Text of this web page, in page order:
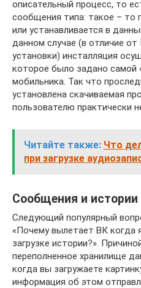
описательный процесс, то
сообщения типа: такое – то
или устанавливается в
данном случае (в отличие
установки) инсталляция
которое было задано самой
мобильника. Так что
установлена скачиваемая
пользователю практически
Читайте также: Что
при загрузке
Сообщения и истории
Следующий популярный
«Почему вылетает ВК когда
загрузке истории?».
переполненное хранилище
когда вы загружаете
информация об этом